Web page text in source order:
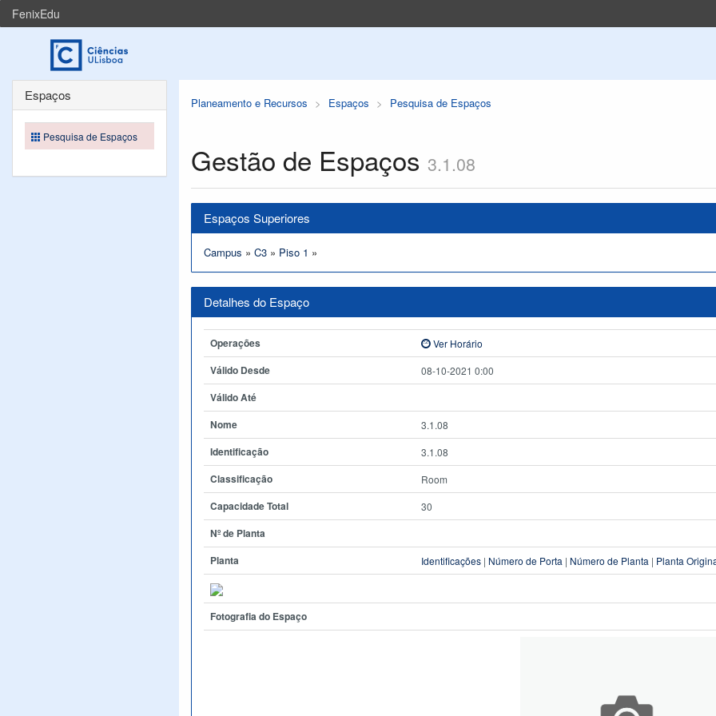
FenixEdu
Planeamento e Recursos Espaços Pesquisa de Espaços
Gestão de Espaços 3.1.08
Espaços Superiores
Campus » C3 » Piso 1 »
Detalhes do Espaço
Operações Ver Horário
Válido Desde 08-10-2021 0:00
Válido Até
Nome
3.1.08
Identificação 3.1.08
Classificação Room
Capacidade Total 30
Nº de Planta
Planta
Identificações | Número de Porta | Número de Planta | Planta
Fotografia do Espaço
Espaços
Pesquisa de Espaços